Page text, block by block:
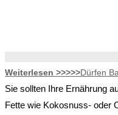
Weiterlesen >>>>>Dürfen
Sie sollten Ihre Ernährung
Fette wie Kokosnuss- oder